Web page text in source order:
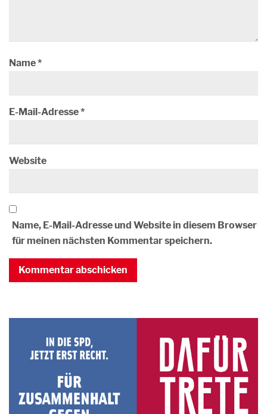
Name*
E-Mail-Adresse*
Website
Name, E-Mail-Adresse und Website in diesem Browser
für meinen nächsten Kommentar speichern.